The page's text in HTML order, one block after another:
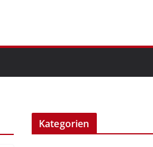
Kategorien